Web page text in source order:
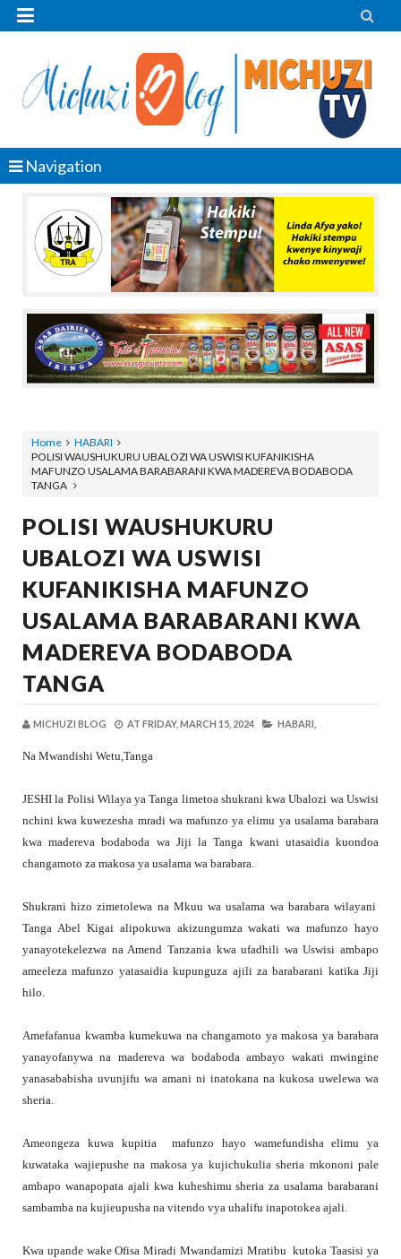
 
Navigation
Home
HABARI
POLISI WAUSHUKURU UBALOZI WA USWISI KUFANIKISHA
MAFUNZO USALAMA BARABARANI KWA MADEREVA BODABODA
TANGA
POLISI WAUSHUKURU
UBALOZI WA USWISI
KUFANIKISHA MAFUNZO
USALAMA BARABARANI KWA
MADEREVA BODABODA
TANGA
MICHUZI BLOG AT FRIDAY, MARCH 15, 2024 HABARI,
Na Mwandishi Wetu,Tanga
JESHI la Polisi Wilaya ya Tanga limetoa shukrani kwa Ubalozi wa Uswisi
nchini kwa kuwezesha mradi wa mafunzo ya elimu ya usalama barabara
kwa madereva bodaboda wa Jiji la Tanga kwani utasaidia kuondoa
changamoto za makosa ya usalama wa barabara.
Shukrani hizo zimetolewa na Mkuu wa usalama wa barabara wilayani
Tanga Abel Kigai alipokuwa akizungumza wakati wa mafunzo hayo
yanayotekelezwa na Amend Tanzania kwa ufadhili wa Uswisi ambapo
ameeleza mafunzo yatasaidia kupunguza ajili za barabarani katika Jiji
hilo.
Amefafanua kwamba kumekuwa na changamoto ya makosa ya barabara
yanayofanywa na madereva wa bodaboda ambayo wakati mwingine
yanasababisha uvunjifu wa amani ni inatokana na kukosa uwelewa wa
sheria.
Ameongeza kuwa kupitia mafunzo hayo wamefundisha elimu ya
kuwataka wajiepushe na makosa ya kujichukulia sheria mkononi pale
ambapo wanapopata ajali kwa kuheshimu sheria za usalama barabarani
sambamba na kujieupusha na vitendo vya uhalifu inapotokea ajali.
Kwa upande wake Ofisa Miradi Mwandamizi Mratibu kutoka Taasisi ya